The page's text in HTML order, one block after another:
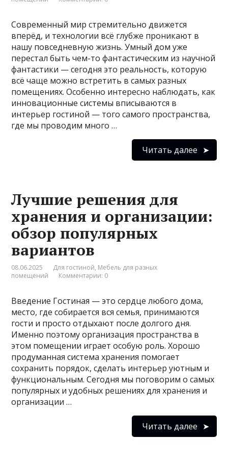
Современный мир стремительно движется
вперёд, и технологии всё глубже проникают в
нашу повседневную жизнь. Умный дом уже
перестал быть чем-то фантастическим из научной
фантастики — сегодня это реальность, которую
всё чаще можно встретить в самых разных
помещениях. Особенно интересно наблюдать, как
инновационные системы вписываются в
интерьер гостиной — того самого пространства,
где мы проводим много …
Читать далее
Лучшие решения для
хранения и организации:
обзор популярных
вариантов
08.06.2025 Для гостиной, Мебель для разных
помещений
Комментарии: 0
Введение Гостиная — это сердце любого дома,
место, где собирается вся семья, принимаются
гости и просто отдыхают после долгого дня.
Именно поэтому организация пространства в
этом помещении играет особую роль. Хорошо
продуманная система хранения помогает
сохранить порядок, сделать интерьер уютным и
функциональным. Сегодня мы поговорим о самых
популярных и удобных решениях для хранения и
организации …
Читать далее